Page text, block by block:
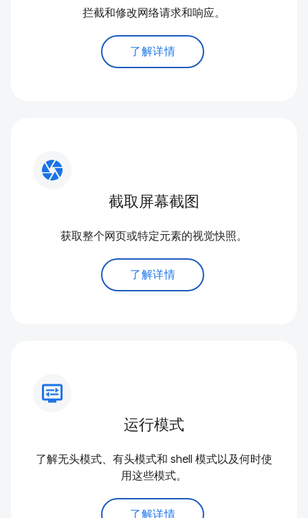
拦截和修改网络请求和响应。
了解详情
camera
截取屏幕截图
获取整个网页或特定元素的视觉快照。
了解详情
display_settings
运行模式
了解无头模式、有头模式和 shell 模式以及何时使
用这些模式。
了解详情